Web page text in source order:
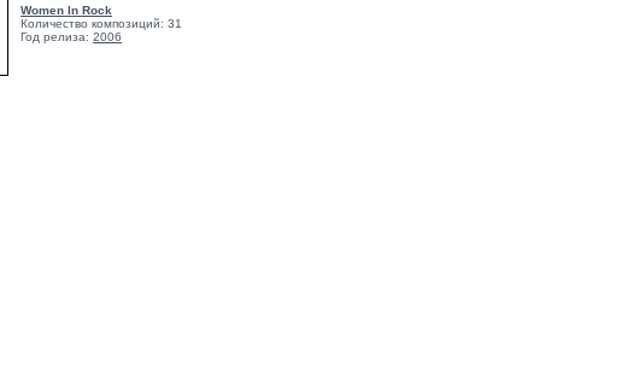
Women In Rock
Количество композиций: 31
Год релиза: 2006